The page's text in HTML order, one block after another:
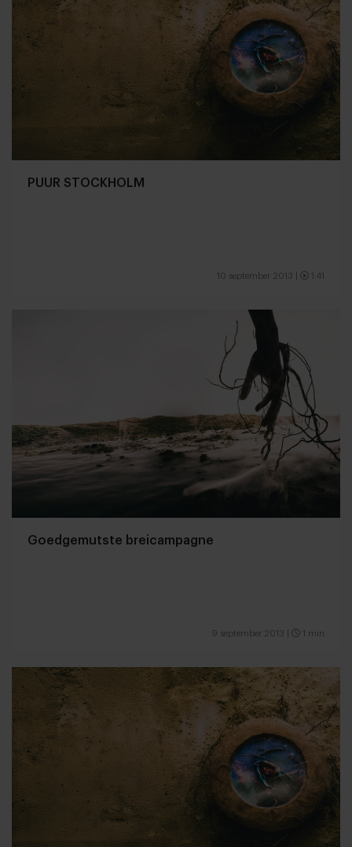
PUUR STOCKHOLM
10 september 2013 1:41
Goedgemutste breicampagne
9 september 2013 1 min